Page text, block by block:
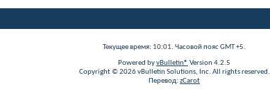
Текущее время: 10:01. Часовой пояс GMT +5.
Powered byvBulletin® Version 4.2.5
Copyright © 2026 vBulletin Solutions, Inc. All rights reserved.
Перевод: zCarot